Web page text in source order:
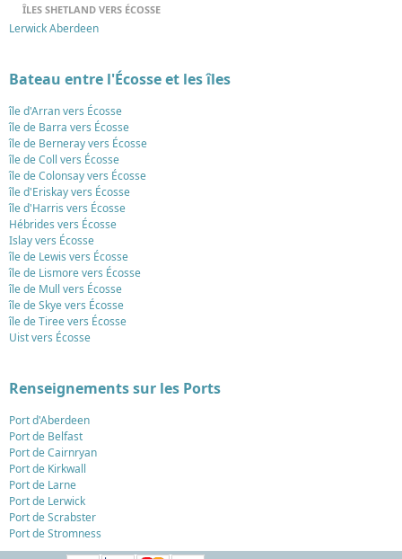
ÎLES SHETLAND VERS ÉCOSSE
Lerwick Aberdeen
Bateau entre l'Écosse et les îles
île d'Arran vers Écosse
île de Barra vers Écosse
île de Berneray vers Écosse
île de Coll vers Écosse
île de Colonsay vers Écosse
île d'Eriskay vers Écosse
île d'Harris vers Écosse
Hébrides vers Écosse
Islay vers Écosse
île de Lewis vers Écosse
île de Lismore vers Écosse
île de Mull vers Écosse
île de Skye vers Écosse
île de Tiree vers Écosse
Uist vers Écosse
Renseignements sur les Ports
Port d'Aberdeen
Port de Belfast
Port de Cairnryan
Port de Kirkwall
Port de Larne
Port de Lerwick
Port de Scrabster
Port de Stromness